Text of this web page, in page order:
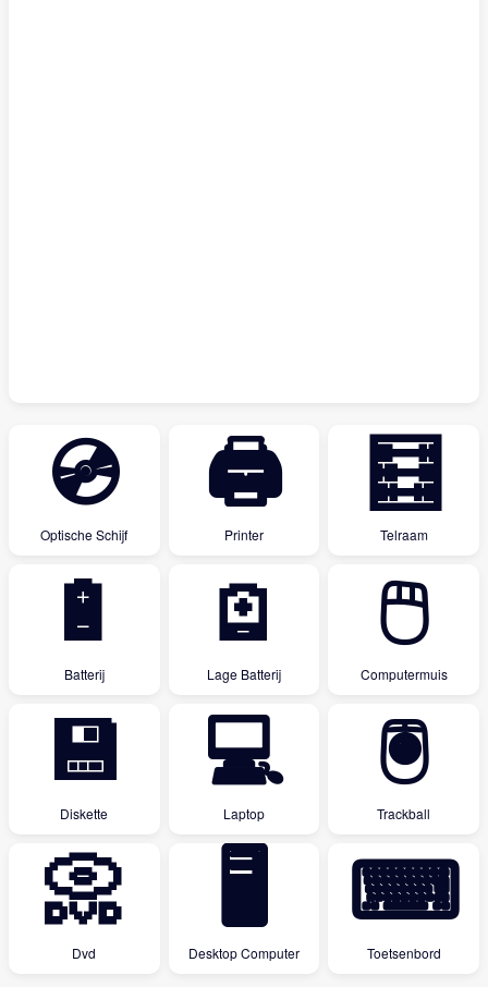
💿
Optische Schijf
🖨
Printer
🧮
Telraam
🔋
Batterij
🪫
Lage Batterij
🖱
Computermuis
💾
Diskette
💻
Laptop
🖲
Trackball
📀
Dvd
🖥
Desktop Computer
⌨
Toetsenbord